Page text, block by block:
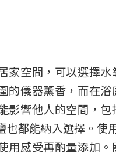
家空間，可以選擇
的儀器薰香，而在
影響他人的空間，
也都能納入選擇。使
用感受再酌量添加